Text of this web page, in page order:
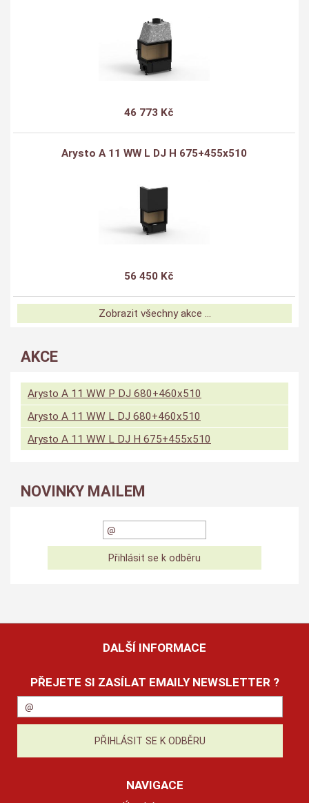
46 773 Kč
Arysto A 11 WW L DJ H 675+455x510
56 450 Kč
Zobrazit všechny akce ...
AKCE
Arysto A 11 WW P DJ 680+460x510
Arysto A 11 WW L DJ 680+460x510
Arysto A 11 WW L DJ H 675+455x510
NOVINKY MAILEM
DALŠÍ INFORMACE
PŘEJETE SI ZASÍLAT EMAILY NEWSLETTER ?
NAVIGACE